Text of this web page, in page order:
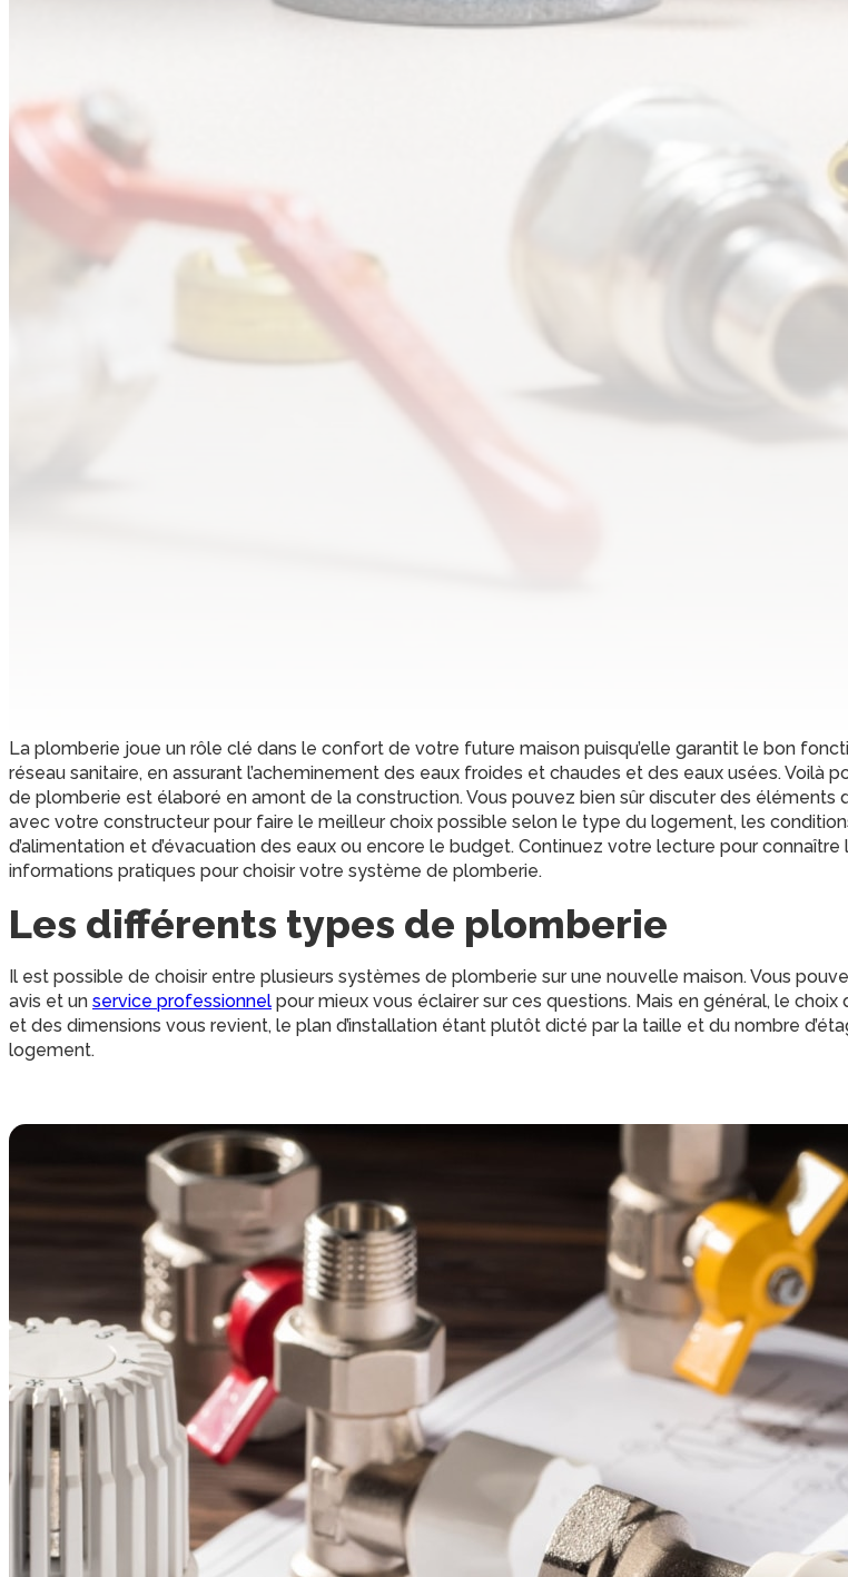
La plomberie joue un rôle clé dans le confort de votre future maison puisqu’elle garantit le bon
réseau sanitaire, en assurant l’acheminement des eaux froides et chaudes et des eaux usées. Voilà
de plomberie est élaboré en amont de la construction. Vous pouvez bien sûr discuter des éléments
avec votre constructeur pour faire le meilleur choix possible selon le type du logement, les
d’alimentation et d’évacuation des eaux ou encore le budget. Continuez votre lecture pour connaître
informations pratiques pour choisir votre système de plomberie.
Les différents types de plomberie
Il est possible de choisir entre plusieurs systèmes de plomberie sur une nouvelle maison. Vous
avis et un service professionnel pour mieux vous éclairer sur ces questions. Mais en général, le choix
et des dimensions vous revient, le plan d’installation étant plutôt dicté par la taille et du nombre
logement.